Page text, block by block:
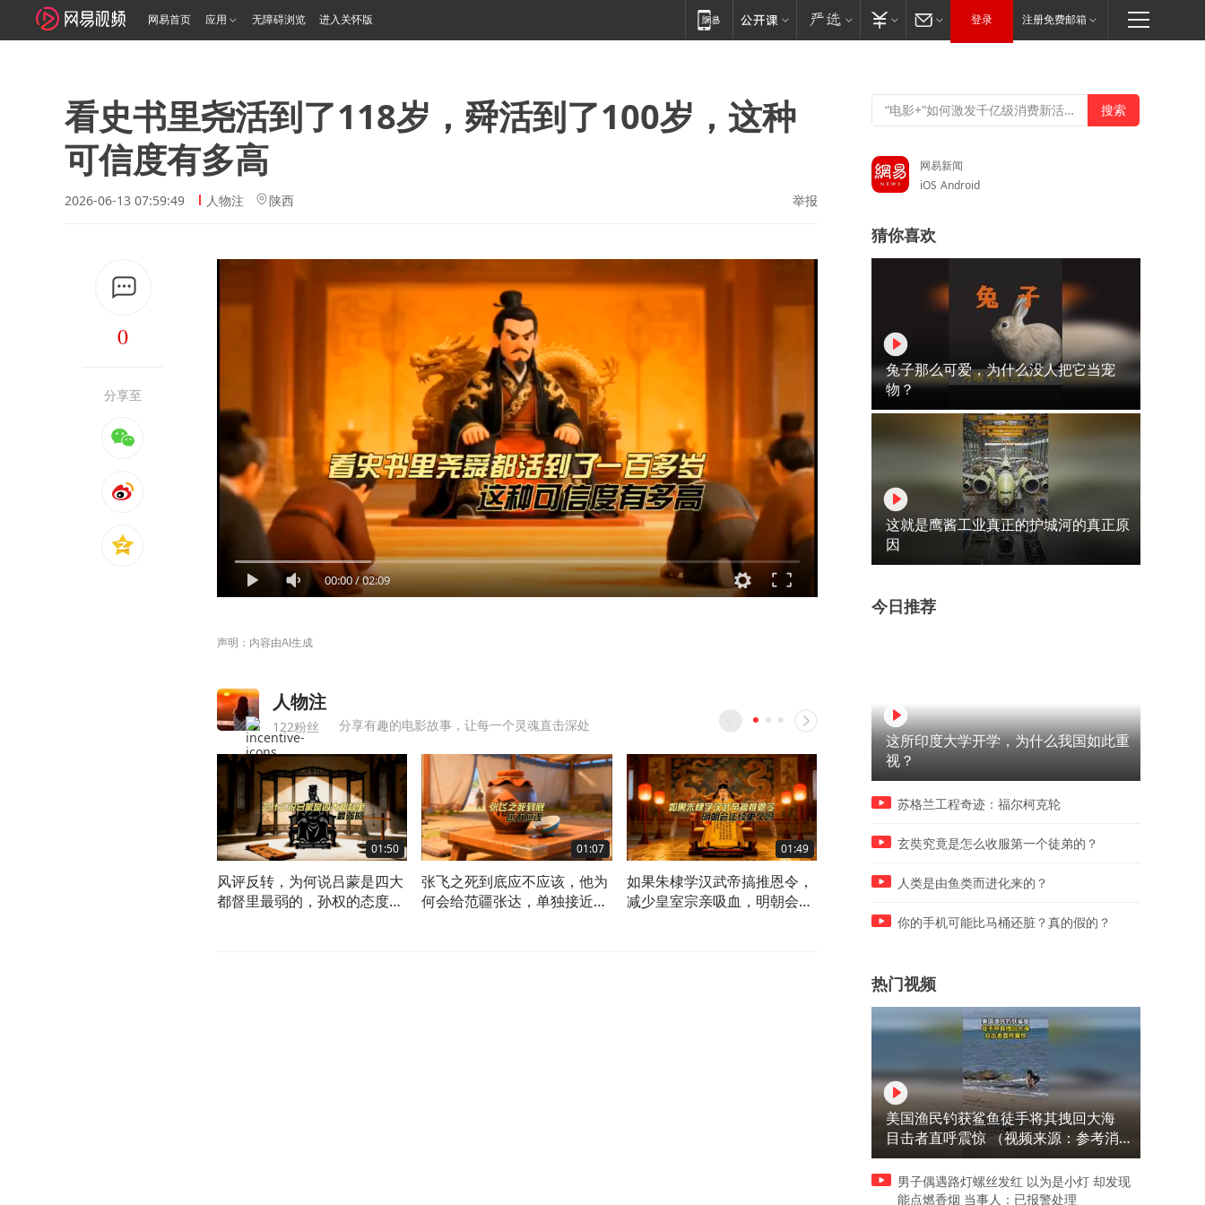
网易首页 应用 无障碍浏览 进入关怀版 登录 注册免费邮箱
看史书里尧活到了118岁，舜活到了100岁，这种
可信度有多高
2026-06-13 07:59:49 人物注 陕西 举报
0
分享至
00:00/02:09
声明：内容由AI生成
人物注
122粉丝 分享有趣的电影故事，让每一个灵魂直击深处
01:50
风评反转，为何说吕蒙是四大
都督里最弱的，孙权的态度就
01:07
张飞之死到底应不应该，他为
何会给范疆张达，单独接近自
01:49
如果朱棣学汉武帝搞推恩令，
减少皇室宗亲吸血，明朝会延
01:36
宋武帝刘裕那么强悍，洛阳长
一统天下
凌烟阁二十四功臣，李靖为
都是谁
网易新闻
iOS Android
猜你喜欢
兔子那么可爱，为什么没人把它当宠
物？
这就是鹰酱工业真正的护城河的真正原
因
今日推荐
这所印度大学开学，为什么我国如此重
视？
苏格兰工程奇迹：福尔柯克轮
玄奘究竟是怎么收服第一个徒弟的？
人类是由鱼类而进化来的？
你的手机可能比马桶还脏？真的假的？
热门视频
美国渔民钓获鲨鱼徒手将其拽回大海
目击者直呼震惊 （视频来源：参考消
息）
男子偶遇路灯螺丝发红 以为是小灯 却发现
能点燃香烟 当事人：已报警处理